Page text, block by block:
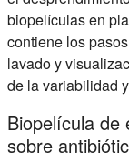
biopelículas en
contiene los
lavado y
de la variabilidad
Biopelícula de
sobre